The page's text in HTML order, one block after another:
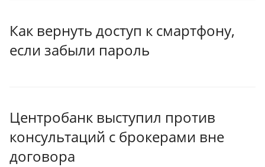
Как вернуть доступ к смартфону,
если забыли пароль
Центробанк выступил против
консультаций с брокерами вне
договора